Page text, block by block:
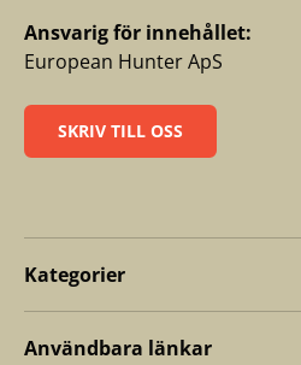
Ansvarig för innehållet:
European Hunter ApS
SKRIV TILL OSS
Kategorier
Användbara länkar